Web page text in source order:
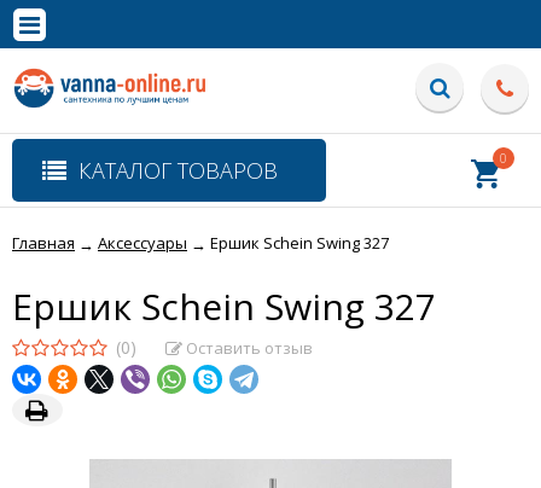
Полная версия сайта
КАТАЛОГ ТОВАРОВ 0
Главная → Аксессуары → Ершик Schein Swing 327
Ершик Schein Swing 327
(0) Оставить отзыв